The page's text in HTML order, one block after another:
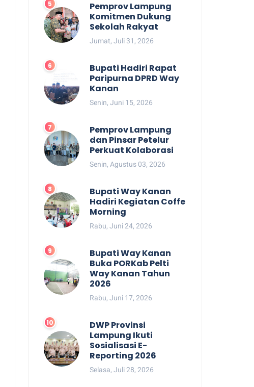
Pemprov Lampung
Komitmen Dukung
Sekolah Rakyat
Jumat, Juli 31, 2026
Bupati Hadiri Rapat
Paripurna DPRD Way
Kanan
Senin, Juni 15, 2026
Pemprov Lampung
dan Pinsar Petelur
Perkuat Kolaborasi
Senin, Agustus 03, 2026
Bupati Way Kanan
Hadiri Kegiatan Coffe
Morning
Rabu, Juni 24, 2026
Bupati Way Kanan
Buka PORKab Pelti
Way Kanan Tahun
2026
Rabu, Juni 17, 2026
DWP Provinsi
Lampung Ikuti
Sosialisasi E-
Reporting 2026
Selasa, Juli 28, 2026